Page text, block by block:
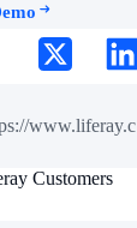
Customers